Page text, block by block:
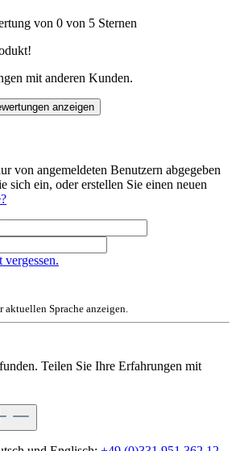
von 0 von 5 Sternen
mit anderen Kunden.
anzeigen
von angemeldeten Benutzern abgegeben
sich ein, oder erstellen Sie einen neuen
vergessen.
aktuellen Sprache anzeigen.
Teilen Sie Ihre Erfahrungen mit